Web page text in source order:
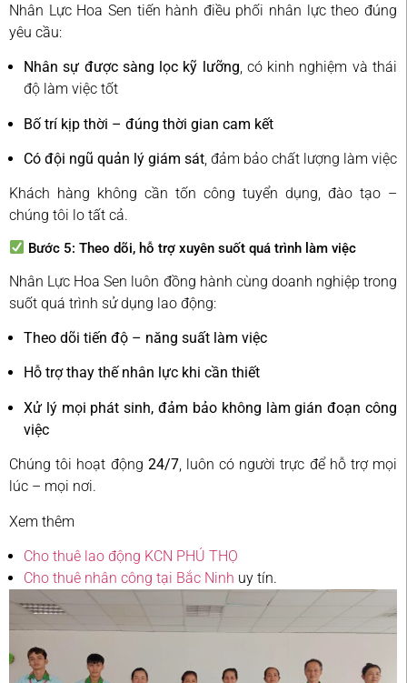
Nhân Lực Hoa Sen tiến hành điều phối nhân lực theo đúng
yêu cầu:
Nhân sự được sàng lọc kỹ lưỡng, có kinh nghiệm và thái
độ làm việc tốt
Bố trí kịp thời – đúng thời gian cam kết
Có đội ngũ quản lý giám sát, đảm bảo chất lượng làm việc
Khách hàng không cần tốn công tuyển dụng, đào tạo –
chúng tôi lo tất cả.
Bước 5: Theo dõi, hỗ trợ xuyên suốt quá trình làm việc
Nhân Lực Hoa Sen luôn đồng hành cùng doanh nghiệp trong
suốt quá trình sử dụng lao động:
Theo dõi tiến độ – năng suất làm việc
Hỗ trợ thay thế nhân lực khi cần thiết
Xử lý mọi phát sinh, đảm bảo không làm gián đoạn công
việc
Chúng tôi hoạt động 24/7, luôn có người trực để hỗ trợ mọi
lúc – mọi nơi.
Xem thêm
Cho thuê lao động KCN PHÚ THỌ
Cho thuê nhân công tại Bắc Ninh uy tín.